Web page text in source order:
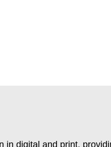
in digital and print,